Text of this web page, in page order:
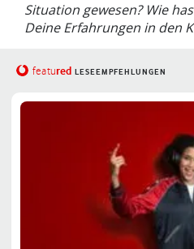
Situation gewesen? Wie
Deine Erfahrungen in den
featured LESEEMPFEHLUNGEN